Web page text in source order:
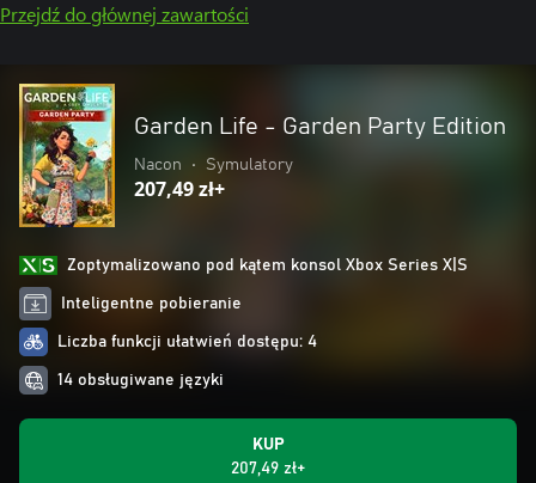
Przejdź do głównej zawartości
Garden Life - Garden Party Edition
Nacon • Symulatory
207,49 zł+
Zoptymalizowano pod kątem konsol Xbox Series X|S
Inteligentne pobieranie
Liczba funkcji ułatwień dostępu: 4
14 obsługiwane języki
KUP
207,49 zł+